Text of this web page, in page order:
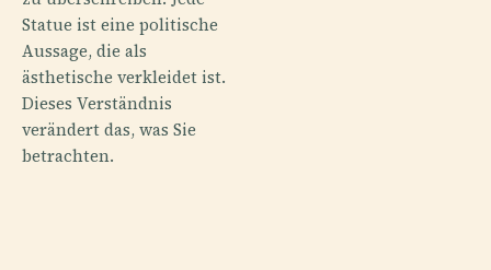
Statue ist eine politische
Aussage, die als
ästhetische verkleidet ist.
Dieses Verständnis
verändert das, was Sie
betrachten.